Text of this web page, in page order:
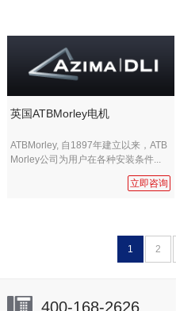
英国ATBMorley电机
ATBMorley, 自1897年建立以来，ATB
Morley公司为用户在各种安装条件...
立即咨询
1 2
400-168-2626